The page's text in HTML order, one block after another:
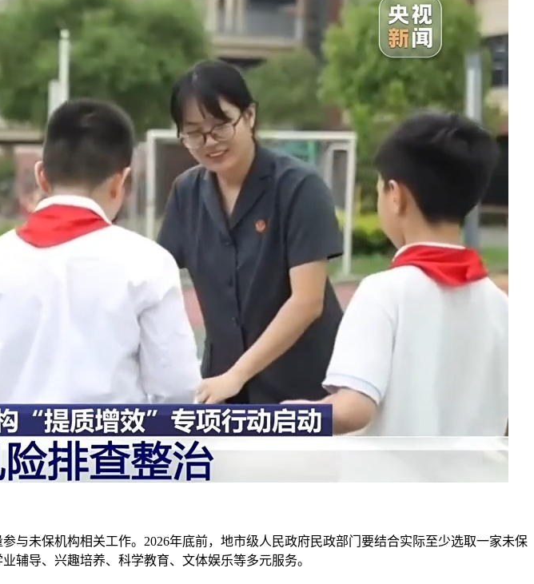
未保机构相关工作。2026年底前，地市级人民政府民政部门要结合实际至少选取一家未保
辅导、兴趣培养、科学教育、文体娱乐等多元服务。